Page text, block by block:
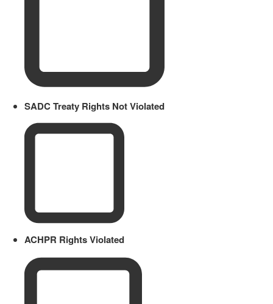
SADC Treaty Rights Not Violated
ACHPR Rights Violated